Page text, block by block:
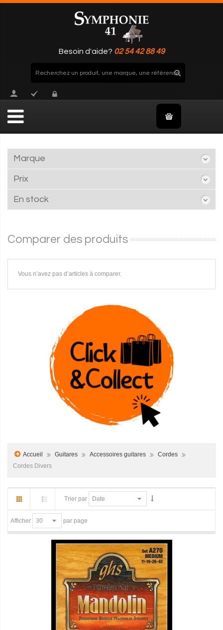
Besoin d'aide? 02 54 42 88 49
Marque
Prix
En stock
Comparer des produits
Vous n’avez pas d’articles à comparer.
Accueil Guitares Accessoires guitares
Cordes
Cordes Divers
Trier par
Afficher par page